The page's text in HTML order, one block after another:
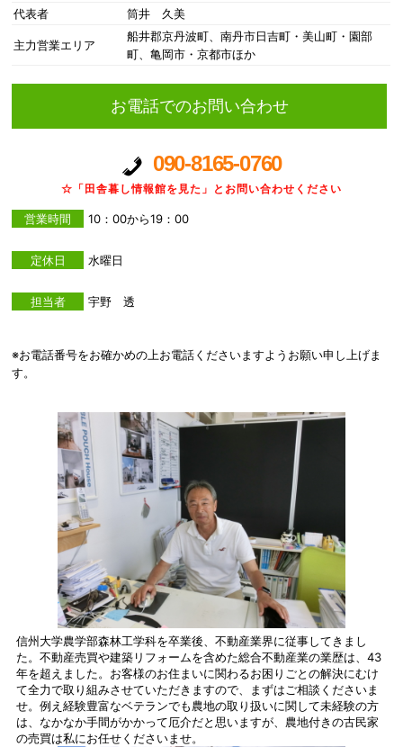
代表者 筒井 久美
主力営業エリア
船井郡京丹波町、南丹市日吉町・美山町・園部
町、亀岡市・京都市ほか
お電話でのお問い合わせ
090-8165-0760
☆「田舎暮し情報館を見た」とお問い合わせください
営業時間 10：00から19：00
定休日 水曜日
担当者 宇野 透
※お電話番号をお確かめの上お電話くださいますようお願い申し上げま
す。
信州大学農学部森林工学科を卒業後、不動産業界に従事してきまし
た。不動産売買や建築リフォームを含めた総合不動産業の業歴は、43
年を超えました。お客様のお住まいに関わるお困りごとの解決にむけ
て全力で取り組みさせていただきますので、まずはご相談くださいま
せ。例え経験豊富なベテランでも農地の取り扱いに関して未経験の方
は、なかなか手間がかかって厄介だと思いますが、農地付きの古民家
の売買は私にお任せくださいませ。